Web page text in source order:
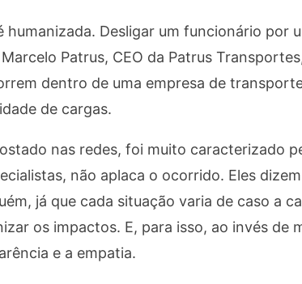
humanizada. Desligar um funcionário por
Patrus, CEO da Patrus
dentro de uma empresa de
de cargas.
nas redes, foi muito caracterizado
não aplaca o ocorrido. Eles
já que cada situação varia de caso a
os impactos. E, para isso, ao invés de
e a empatia.